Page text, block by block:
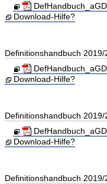
Download-Hilfe?
Definitionshandbuch 2019/
Download-Hilfe?
Definitionshandbuch 2019/
Download-Hilfe?
Definitionshandbuch 2019/